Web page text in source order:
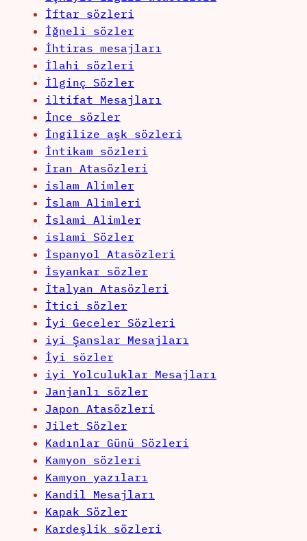
İftar sözleri
İğneli sözler
İhtiras mesajları
İlahi sözleri
İlginç Sözler
iltifat Mesajları
İnce sözler
İngilize aşk sözleri
İntikam sözleri
İran Atasözleri
islam Alimler
İslam Alimleri
İslami Alimler
islami Sözler
İspanyol Atasözleri
İsyankar sözler
İtalyan Atasözleri
İtici sözler
İyi Geceler Sözleri
iyi Şanslar Mesajları
İyi sözler
iyi Yolculuklar Mesajları
Janjanlı sözler
Japon Atasözleri
Jilet Sözler
Kadınlar Günü Sözleri
Kamyon sözleri
Kamyon yazıları
Kandil Mesajları
Kapak Sözler
Kardeşlik sözleri